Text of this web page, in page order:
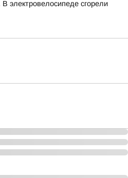
электровелосипеде сгорели